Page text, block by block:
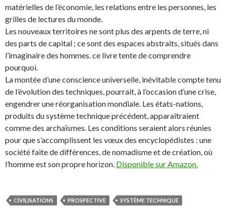
matérielles de l’économie, les relations entre les personnes, les
grilles de lectures du monde.
Les nouveaux territoires ne sont plus des arpents de terre, ni
des parts de capital ; ce sont des espaces abstraits, situés dans
l’imaginaire des hommes. ce livre tente de comprendre
pourquoi.
La montée d’une conscience universelle, inévitable compte tenu
de l’évolution des techniques, pourrait, à l’occasion d’une crise,
engendrer une réorganisation mondiale. Les états-nations,
produits du système technique précédent, apparaîtraient
comme des archaïsmes. Les conditions seraient alors réunies
pour que s’accomplissent les vœux des encyclopédistes : une
société faite de différences, de nomadisme et de création, où
l’homme est son propre horizon. Disponible sur Amazon.
CIVILISATIONS PROSPECTIVE SYSTÈME TECHNIQUE